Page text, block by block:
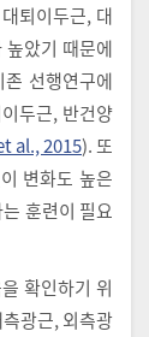
퇴이두근, 대
았기 때문에
선행연구에
두근, 반건양
al., 2015). 또
변화도 높은
훈련이 필요
확인하기 위
광근, 외측광